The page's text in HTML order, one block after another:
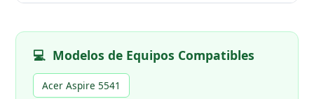
💻 Modelos de Equipos Compatibles
Acer Aspire 5541